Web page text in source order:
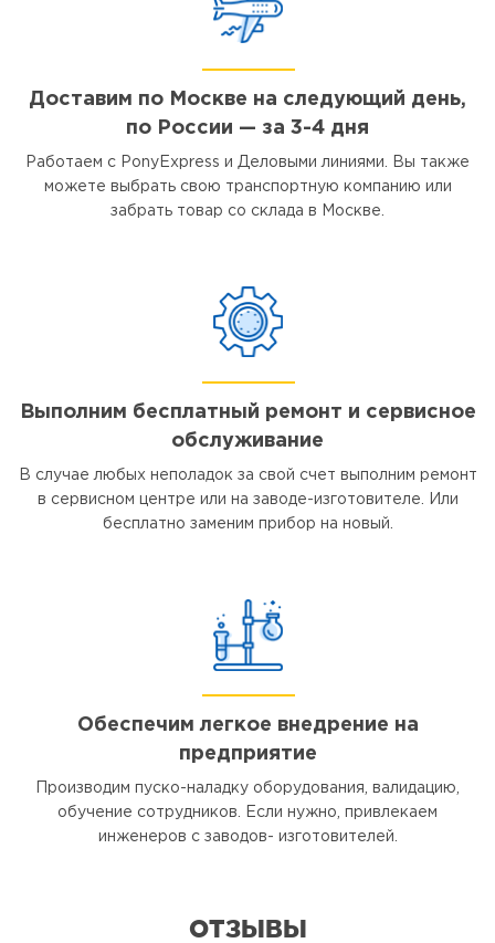
Доставим по Москве на следующий день,
по России — за 3-4 дня
Работаем с PonyExpress и Деловыми линиями. Вы также
можете выбрать свою транспортную компанию или
забрать товар со склада в Москве.
Выполним бесплатный ремонт и сервисное
обслуживание
В случае любых неполадок за свой счет выполним ремонт
в сервисном центре или на заводе-изготовителе. Или
бесплатно заменим прибор на новый.
Обеспечим легкое внедрение на
предприятие
Производим пуско-наладку оборудования, валидацию,
обучение сотрудников. Если нужно, привлекаем
инженеров с заводов- изготовителей.
ОТЗЫВЫ